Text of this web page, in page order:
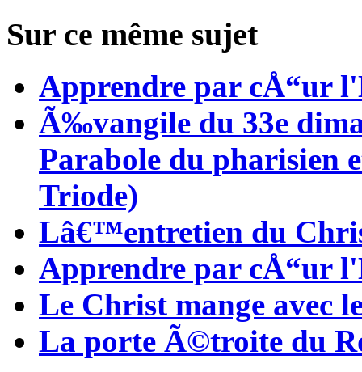
Sur ce même sujet
Apprendre par cÅ“ur
Ã‰vangile du 33e
Parabole du pharisien
Triode)
Lâ€™entretien du
Apprendre par cÅ“ur
Le Christ mange avec
La porte Ã©troite du